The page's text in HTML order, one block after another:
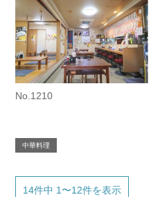
No.1210
中華料理
14件中 1〜12件を表示